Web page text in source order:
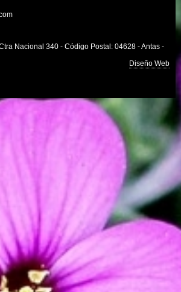
Nacional 340 - Código Postal: 04628 - Antas -
Diseño Web